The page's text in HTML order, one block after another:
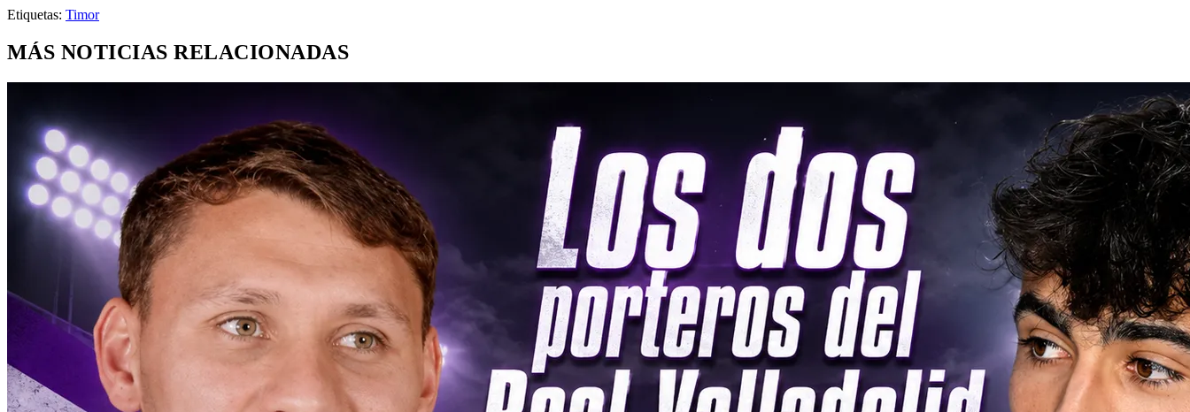
Etiquetas: Timor
MÁS NOTICIAS RELACIONADAS